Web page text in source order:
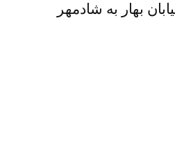
بهار به شادمهر